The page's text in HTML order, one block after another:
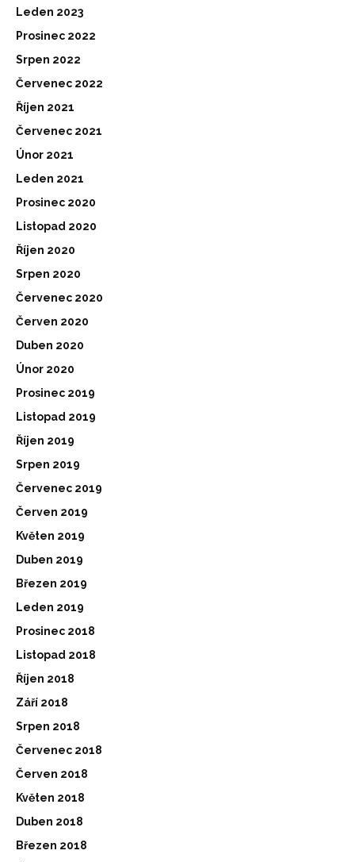
Leden 2023
Prosinec 2022
Srpen 2022
Červenec 2022
Říjen 2021
Červenec 2021
Únor 2021
Leden 2021
Prosinec 2020
Listopad 2020
Říjen 2020
Srpen 2020
Červenec 2020
Červen 2020
Duben 2020
Únor 2020
Prosinec 2019
Listopad 2019
Říjen 2019
Srpen 2019
Červenec 2019
Červen 2019
Květen 2019
Duben 2019
Březen 2019
Leden 2019
Prosinec 2018
Listopad 2018
Říjen 2018
Září 2018
Srpen 2018
Červenec 2018
Červen 2018
Květen 2018
Duben 2018
Březen 2018